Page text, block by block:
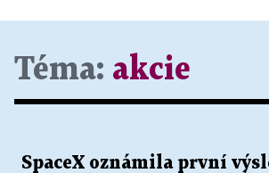
Téma: akcie
SpaceX oznámila první